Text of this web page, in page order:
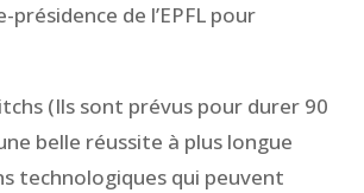
présidence de l’EPFL pour
(Ils sont prévus pour durer 90
belle réussite à plus longue
technologiques qui peuvent